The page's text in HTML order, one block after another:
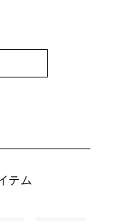
テム